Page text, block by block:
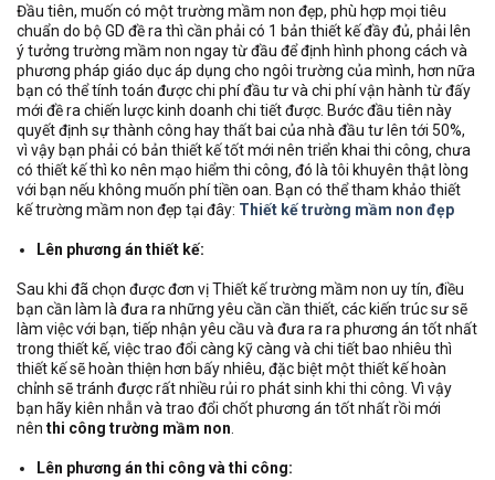
Đầu tiên, muốn có một trường mầm non đẹp, phù hợp mọi tiêu
chuẩn do bộ GD đề ra thì cần phải có 1 bản thiết kế đầy đủ, phải lên
ý tưởng trường mầm non ngay từ đầu để định hình phong cách và
phương pháp giáo dục áp dụng cho ngôi trường của mình, hơn nữa
bạn có thể tính toán được chi phí đầu tư và chi phí vận hành từ đấy
mới đề ra chiến lược kinh doanh chi tiết được. Bước đầu tiên này
quyết định sự thành công hay thất bai của nhà đầu tư lên tới 50%,
vì vậy bạn phải có bản thiết kế tốt mới nên triển khai thi công, chưa
có thiết kế thì ko nên mạo hiểm thi công, đó là tôi khuyên thật lòng
với bạn nếu không muốn phí tiền oan. Bạn có thể tham khảo thiết
kế trường mầm non đẹp tại đây: Thiết kế trường mầm non đẹp
Lên phương án thiết kế:
Sau khi đã chọn được đơn vị Thiết kế trường mầm non uy tín, điều
bạn cần làm là đưa ra những yêu cần cần thiết, các kiến trúc sư sẽ
làm việc với bạn, tiếp nhận yêu cầu và đưa ra ra phương án tốt nhất
trong thiết kế, việc trao đổi càng kỹ càng và chi tiết bao nhiêu thì
thiết kế sẽ hoàn thiện hơn bấy nhiêu, đặc biệt một thiết kế hoàn
chỉnh sẽ tránh được rất nhiều rủi ro phát sinh khi thi công. Vì vậy
bạn hãy kiên nhẫn và trao đổi chốt phương án tốt nhất rồi mới
nên thi công trường mầm non
Lên phương án thi công và thi công: